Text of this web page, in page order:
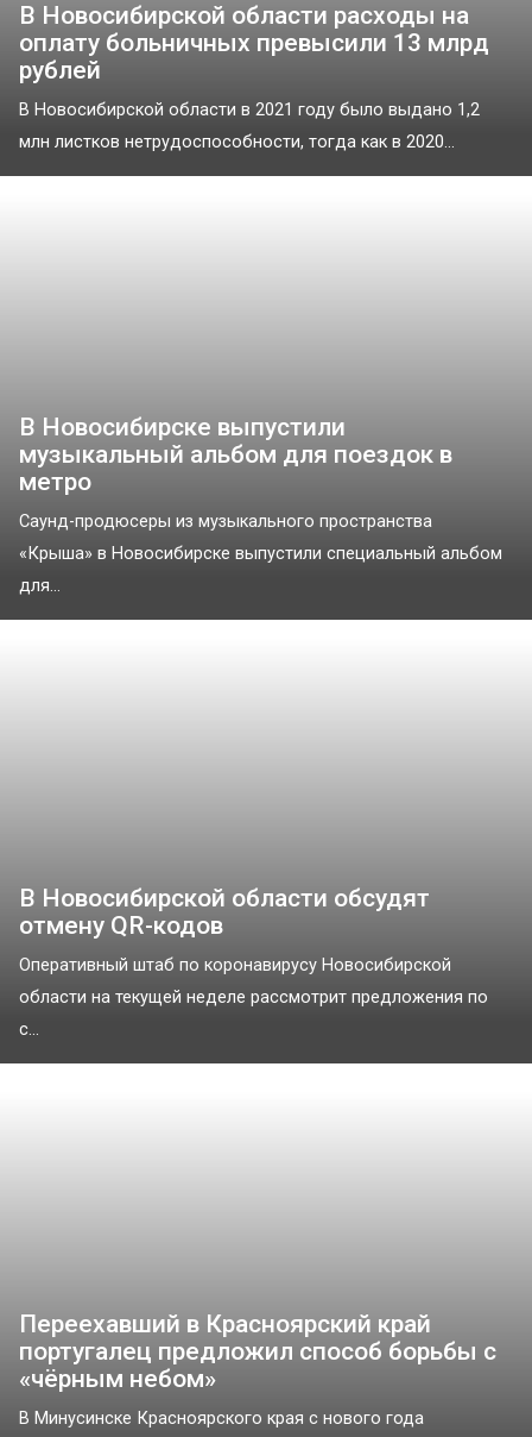
В Новосибирской области расходы на
оплату больничных превысили 13 млрд
рублей
В Новосибирской области в 2021 году было выдано 1,2
млн листков нетрудоспособности, тогда как в 2020...
В Новосибирске выпустили
музыкальный альбом для поездок в
метро
Саунд-продюсеры из музыкального пространства
«Крыша» в Новосибирске выпустили специальный альбом
для...
В Новосибирской области обсудят
отмену QR-кодов
Оперативный штаб по коронавирусу Новосибирской
области на текущей неделе рассмотрит предложения по
с...
Переехавший в Красноярский край
португалец предложил способ борьбы с
«чёрным небом»
В Минусинске Красноярского края с нового года